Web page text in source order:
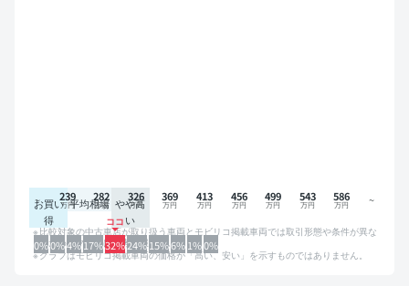
お買い
得
平均相場 やや高
い
0%0%4%17%32%24%15%6%1%0%
239 282 326 369 413 456 499 543 586
比較対象の中古車店が取り扱う車両とモビリコ掲載車両では取引形態や条件が異な
るため、グラフは参考情報です。
グラフはモビリコ掲載車両の価格が「高い、安い」を示すものではありません。